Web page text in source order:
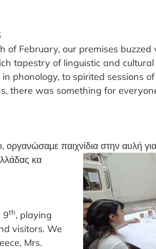
of February, our premises
tapestry of linguistic and
phonology, to spirited sessions
there was something for
παιχνίδια στην αυλή
κα
9th, playing
visitors. We
Mrs.